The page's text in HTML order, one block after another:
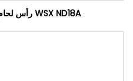
WSX ND18A رأس لحام الليزر الألياف المحمولة